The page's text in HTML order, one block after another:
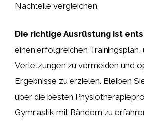
Nachteile vergleichen.
Die richtige Ausrüstung ist
einen erfolgreichen Trainingsplan,
Verletzungen zu vermeiden und
Ergebnisse zu erzielen. Bleiben
über die besten
Gymnastik mit Bändern zu